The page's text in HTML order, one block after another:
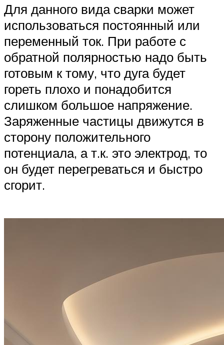
Для данного вида сварки может
использоваться постоянный или
переменный ток. При работе с
обратной полярностью надо быть
готовым к тому, что дуга будет
гореть плохо и понадобится
слишком большое напряжение.
Заряженные частицы движутся в
сторону положительного
потенциала, а т.к. это электрод, то
он будет перегреваться и быстро
сгорит.